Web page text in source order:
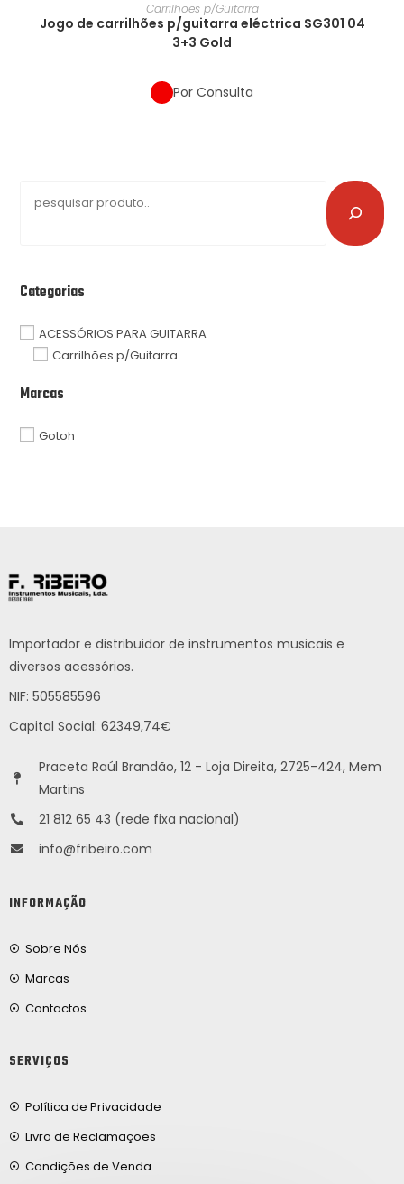
Carrilhões p/Guitarra
Jogo de carrilhões p/guitarra eléctrica SG301 04
3+3 Gold
Por Consulta
Categorias
ACESSÓRIOS PARA GUITARRA
Carrilhões p/Guitarra
Marcas
Gotoh
Importador e distribuidor de instrumentos musicais e
diversos acessórios.
NIF: 505585596
Capital Social: 62349,74€
Praceta Raúl Brandão, 12 - Loja Direita, 2725-424, Mem
Martins
21 812 65 43 (rede fixa nacional)
info@fribeiro.com
INFORMAÇÃO
Sobre Nós
Marcas
Contactos
SERVIÇOS
Política de Privacidade
Livro de Reclamações
Condições de Venda